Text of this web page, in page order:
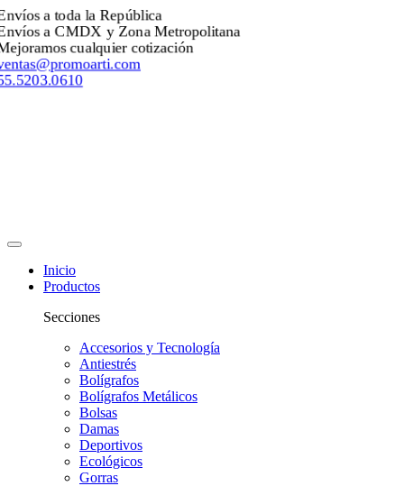
Envíos a toda la República
Envíos a CMDX y Zona Metropolitana
Mejoramos cualquier cotización
ventas@promoarti.com
55.5203.0610
Inicio
Productos
Secciones
Accesorios y Tecnología
Antiestrés
Bolígrafos
Bolígrafos Metálicos
Bolsas
Damas
Deportivos
Ecológicos
Gorras